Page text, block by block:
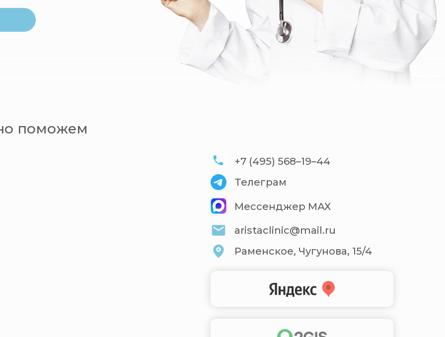
Раменское, Чугунова, 15/4
aristaclinic@mail.ru
Мессенджер МАХ
Телеграм
+7 (495) 568–19–44
поможем